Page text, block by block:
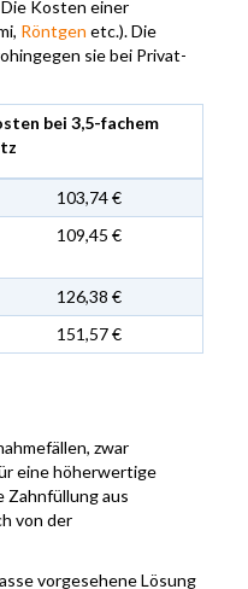
Kosten einer
Röntgen etc.). Die
sie bei Privat-
bei 3,5-fachem
103,74 €
109,45 €
126,38 €
151,57 €
zwar
eine höherwertige
Zahnfüllung aus
von der
vorgesehene Lösung